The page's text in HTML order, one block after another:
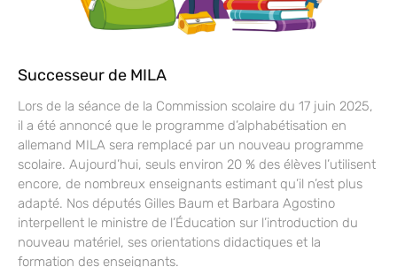
Successeur de MILA
Lors de la séance de la Commission scolaire du 17 juin 2025,
il a été annoncé que le programme d’alphabétisation en
allemand MILA sera remplacé par un nouveau programme
scolaire. Aujourd’hui, seuls environ 20 % des élèves l’utilisent
encore, de nombreux enseignants estimant qu’il n’est plus
adapté. Nos députés Gilles Baum et Barbara Agostino
interpellent le ministre de l’Éducation sur l’introduction du
nouveau matériel, ses orientations didactiques et la
formation des enseignants.